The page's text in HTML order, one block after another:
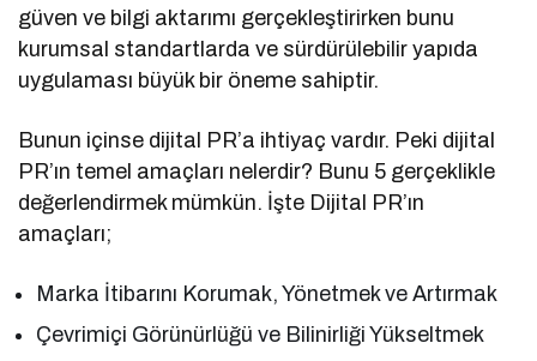
güven ve bilgi aktarımı gerçekleştirirken bunu
kurumsal standartlarda ve sürdürülebilir yapıda
uygulaması büyük bir öneme sahiptir.
Bunun içinse dijital PR’a ihtiyaç vardır. Peki dijital
PR’ın temel amaçları nelerdir? Bunu 5 gerçeklikle
değerlendirmek mümkün. İşte Dijital PR’ın
amaçları;
Marka İtibarını Korumak, Yönetmek ve Artırmak
Çevrimiçi Görünürlüğü ve Bilinirliği Yükseltmek